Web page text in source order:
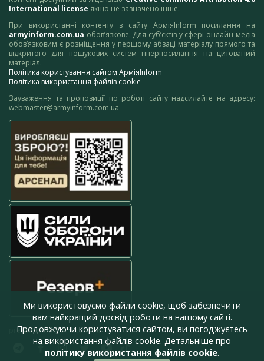
International license якщо не зазначено інше.
При використанні контенту з сайту АрміяInform посилання на
armyinform.com.ua обов’язкове. Для суб’єктів у сфері онлайн-медіа
обов’язковим є розміщення у першому абзаці матеріалу прямого та
відкритого для пошукових систем гіперпосилання на цитований
матеріал.
Політика користування сайтом АрміяInform
Політика використання файлів cookie
Зауваження та пропозиції по роботі сайту надсилайте на адресу:
webmaster@armyinform.com.ua
press@armyinform.com.ua
Ми використовуємо файли cookie, щоб забезпечити
вам найкращий досвід роботи на нашому сайті.
Продовжуючи користуватися сайтом, ви погоджуєтесь
на використання файлів cookie. Детальніше про
політику використання файлів cookie.